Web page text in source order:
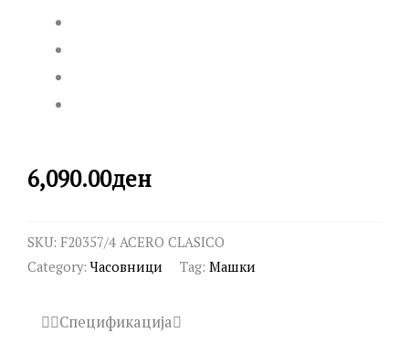
6,090.00ден
SKU: F20357/4 ACERO CLASICO
Category:Часовници Tag: Машки
Спецификација